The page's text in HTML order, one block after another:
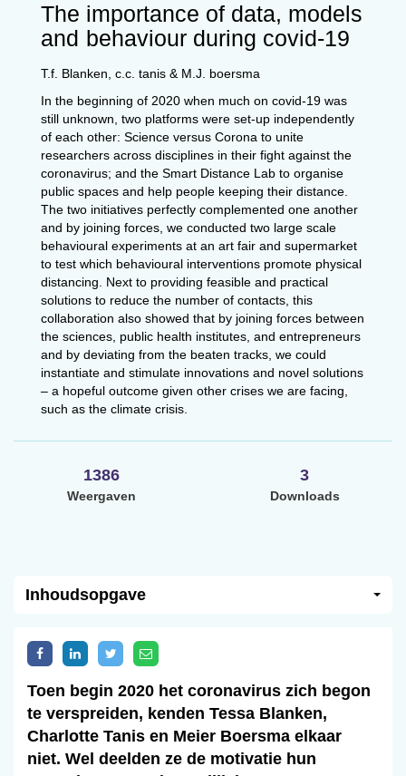
The importance of data, models
and behaviour during covid-19
T.f. Blanken, c.c. tanis & M.J. boersma
In the beginning of 2020 when much on covid-19 was
still unknown, two platforms were set-up independently
of each other: Science versus Corona to unite
researchers across disciplines in their fight against the
coronavirus; and the Smart Distance Lab to organise
public spaces and help people keeping their distance.
The two initiatives perfectly complemented one another
and by joining forces, we conducted two large scale
behavioural experiments at an art fair and supermarket
to test which behavioural interventions promote physical
distancing. Next to providing feasible and practical
solutions to reduce the number of contacts, this
collaboration also showed that by joining forces between
the sciences, public health institutes, and entrepreneurs
and by deviating from the beaten tracks, we could
instantiate and stimulate innovations and novel solutions
– a hopeful outcome given other crises we are facing,
such as the climate crisis.
1386
Weergaven
3
Downloads
Inhoudsopgave
Toen begin 2020 het coronavirus zich begon
te verspreiden, kenden Tessa Blanken,
Charlotte Tanis en Meier Boersma elkaar
niet. Wel deelden ze de motivatie hun